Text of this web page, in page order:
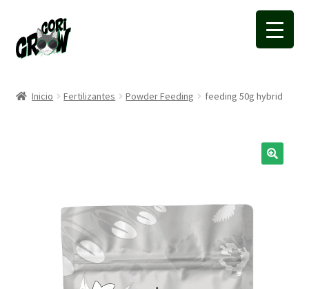
a
la
a
la
Inicio Fertilizantes Powder Feeding feeding 50g hybrid